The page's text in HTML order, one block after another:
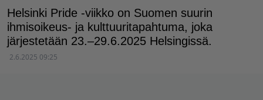
Helsinki Pride -viikko on Suomen suurin
ihmisoikeus- ja kulttuuritapahtuma, joka
järjestetään 23.–29.6.2025 Helsingissä.
2.6.2025 09:25